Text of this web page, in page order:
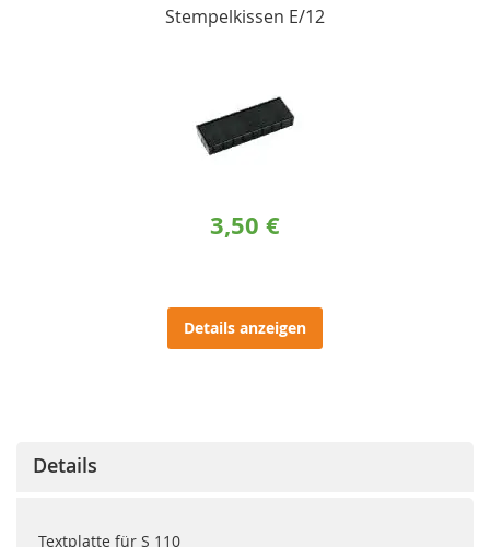
Stempelkissen E/12
3,50 €
Details anzeigen
Details
Textplatte für S 110